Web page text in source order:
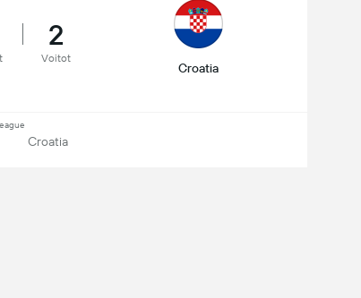
2
Voitot
Croatia
Croatia